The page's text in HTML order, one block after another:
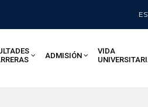
ADMISIÓN
VIDA